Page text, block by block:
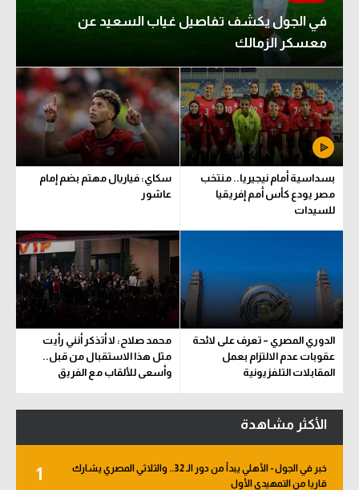
في الجول يكشف تفاصيل غياب السعيد عن
معسكر الزمالك
بسداسية أمام نيجيريا.. منتخب
مصر يودع كأس أمم إفريقيا
للسيدات
سكاي: فياريال مهتم بضم إمام
عاشور
الدوري المصري – تعرف على لائحة
عقوبات عدم الالتزام بعمل
المقابلات التلفزيونية
محمد صلاح: لا أتذكر أنني رأيت
مثل هذا الاستقبال من قبل..
وأسعى للألقاب مع الفريق
الأكثر مشاهدة
1
خبر في الجول - الأهلي يبدأ من دور الـ 32.. والثلاثي المصري يشارك
قاريا من التمهيدي الأول